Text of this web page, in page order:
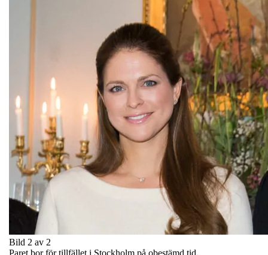
Bild 2 av 2
Paret bor för tillfället i Stockholm på obestämd tid.